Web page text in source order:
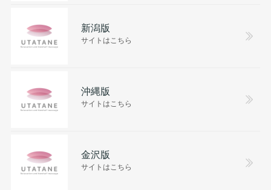
新潟版
サイトはこちら
沖縄版
サイトはこちら
金沢版
サイトはこちら